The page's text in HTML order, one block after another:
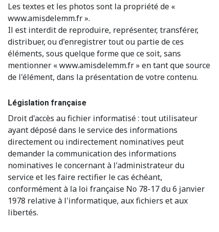
Les textes et les photos sont la propriété de «
www.amisdelemm.fr ».
Il est interdit de reproduire, représenter, transférer,
distribuer, ou d'enregistrer tout ou partie de ces
éléments, sous quelque forme que ce soit, sans
mentionner « www.amisdelemm.fr » en tant que source
de l'élément, dans la présentation de votre contenu.
Législation française
Droit d'accès au fichier informatisé : tout utilisateur
ayant déposé dans le service des informations
directement ou indirectement nominatives peut
demander la communication des informations
nominatives le concernant à l'administrateur du
service et les faire rectifier le cas échéant,
conformément à la loi française No 78-17 du 6 janvier
1978 relative à l'informatique, aux fichiers et aux
libertés.